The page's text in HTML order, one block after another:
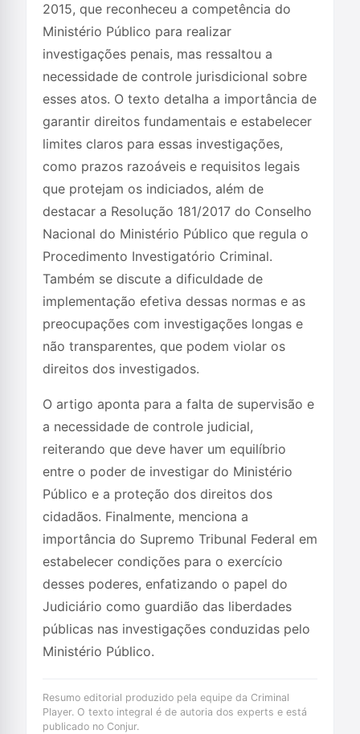
2015, que reconheceu a competência do
Ministério Público para realizar
investigações penais, mas ressaltou a
necessidade de controle jurisdicional sobre
esses atos. O texto detalha a importância de
garantir direitos fundamentais e estabelecer
limites claros para essas investigações,
como prazos razoáveis e requisitos legais
que protejam os indiciados, além de
destacar a Resolução 181/2017 do Conselho
Nacional do Ministério Público que regula o
Procedimento Investigatório Criminal.
Também se discute a dificuldade de
implementação efetiva dessas normas e as
preocupações com investigações longas e
não transparentes, que podem violar os
direitos dos investigados.
O artigo aponta para a falta de supervisão e
a necessidade de controle judicial,
reiterando que deve haver um equilíbrio
entre o poder de investigar do Ministério
Público e a proteção dos direitos dos
cidadãos. Finalmente, menciona a
importância do Supremo Tribunal Federal em
estabelecer condições para o exercício
desses poderes, enfatizando o papel do
Judiciário como guardião das liberdades
públicas nas investigações conduzidas pelo
Ministério Público.
Resumo editorial produzido pela equipe da Criminal
Player. O texto integral é de autoria dos experts e está
publicado no Conjur.